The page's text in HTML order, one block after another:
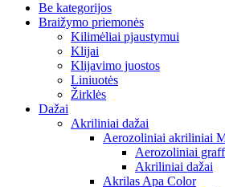
Be kategorijos
Braižymo priemonės
Kilimėliai pjaustymui
Klijai
Klijavimo juostos
Liniuotės
Žirklės
Dažai
Akriliniai dažai
Aerozoliniai akriliniai
Aerozoliniai
Akriliniai dažai
Akrilas Apa Color